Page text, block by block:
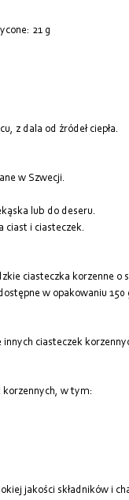
21 g
z dala od źródeł ciepła.
w Szwecji.
lub do deseru.
ciast i ciasteczek.
ciasteczka korzenne
w opakowaniu 150
innych ciasteczek
korzennych, w tym:
jakości składników i